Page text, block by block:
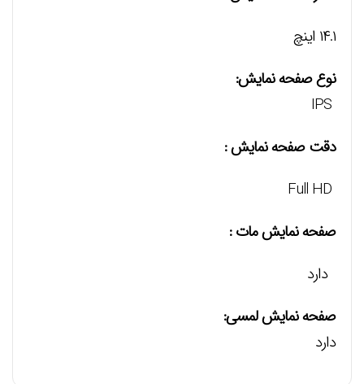
۱۴.۱ اینچ
نوع صفحه نمایش:
دقت صفحه نمایش :
صفحه نمایش مات :
دارد
صفحه نمایش لمسی:
دارد